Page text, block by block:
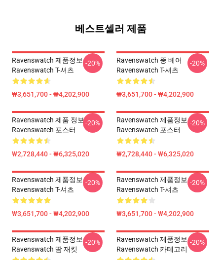
베스트셀러 제품
Ravenswatch 제품정보
Ravenswatch T-셔츠
₩3,651,700 - ₩4,202,900
-20%
Ravenswatch 뚱 베어
Ravenswatch T-셔츠
₩3,651,700 - ₩4,202,900
-20%
Ravenswatch 제품 정보
Ravenswatch 포스터
₩2,728,440 - ₩6,325,020
-20%
Ravenswatch 제품정보
Ravenswatch 포스터
₩2,728,440 - ₩6,325,020
-20%
Ravenswatch 제품정보
Ravenswatch T-셔츠
₩3,651,700 - ₩4,202,900
-20%
Ravenswatch 제품정보
Ravenswatch T-셔츠
₩3,651,700 - ₩4,202,900
-20%
Ravenswatch 제품정보
Ravenswatch 땀 재킷
-20%
Ravenswatch 제품정보
Ravenswatch 카테고리
-20%